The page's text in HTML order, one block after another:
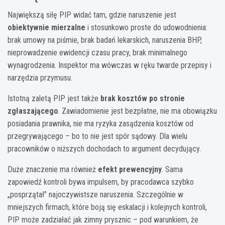
Największą siłę PIP widać tam, gdzie naruszenie jest
obiektywnie mierzalne i stosunkowo proste do udowodnienia:
brak umowy na piśmie, brak badań lekarskich, naruszenia BHP,
nieprowadzenie ewidencji czasu pracy, brak minimalnego
wynagrodzenia. Inspektor ma wówczas w ręku twarde przepisy i
narzędzia przymusu.
Istotną zaletą PIP jest także brak kosztów po stronie
zgłaszającego. Zawiadomienie jest bezpłatne, nie ma obowiązku
posiadania prawnika, nie ma ryzyka zasądzenia kosztów od
przegrywającego – bo to nie jest spór sądowy. Dla wielu
pracowników o niższych dochodach to argument decydujący.
Duże znaczenie ma również efekt prewencyjny. Sama
zapowiedź kontroli bywa impulsem, by pracodawca szybko
„posprzątał” najoczywistsze naruszenia. Szczególnie w
mniejszych firmach, które boją się eskalacji i kolejnych kontroli,
PIP może zadziałać jak zimny prysznic – pod warunkiem, że